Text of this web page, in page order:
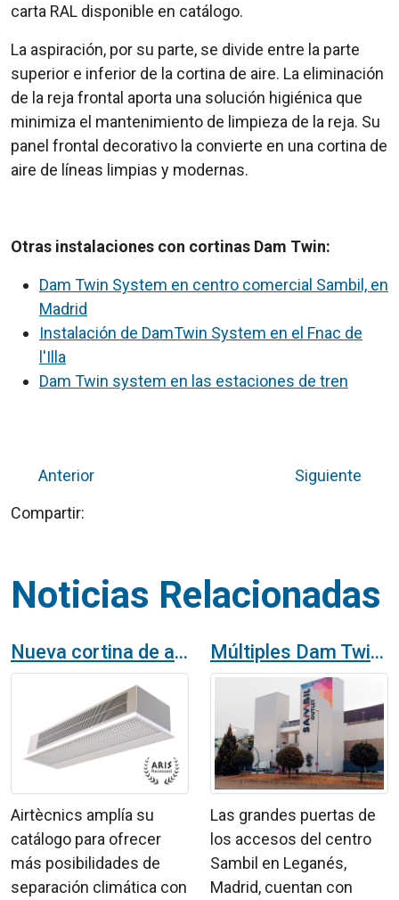
carta RAL disponible en catálogo.
La aspiración, por su parte, se divide entre la parte
superior e inferior de la cortina de aire. La eliminación
de la reja frontal aporta una solución higiénica que
minimiza el mantenimiento de limpieza de la reja. Su
panel frontal decorativo la convierte en una cortina de
aire de líneas limpias y modernas.
Otras instalaciones con cortinas Dam Twin:
Dam Twin System en centro comercial Sambil, en
Madrid
Instalación de DamTwin System en el Fnac de
l'Illa
Dam Twin system en las estaciones de tren
Anterior
Siguiente
Compartir:
Noticias Relacionadas
Nueva cortina de aire Aris empotrable
Airtècnics amplía su
catálogo para ofrecer
más posibilidades de
separación climática con
Múltiples Dam Twin System en el centro comercial Sambil en Madrid
Las grandes puertas de
los accesos del centro
Sambil en Leganés,
Madrid, cuentan con